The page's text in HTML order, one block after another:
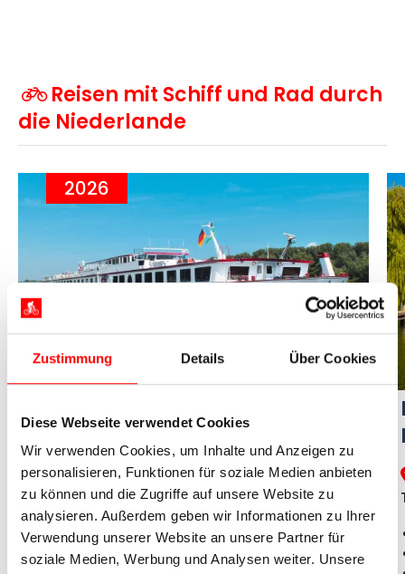
Zustimmung Details Über Cookies
Diese Webseite verwendet Cookies
Wir verwenden Cookies, um Inhalte und Anzeigen zu
personalisieren, Funktionen für soziale Medien anbieten
zu können und die Zugriffe auf unsere Website zu
analysieren. Außerdem geben wir Informationen zu Ihrer
Verwendung unserer Website an unsere Partner für
soziale Medien, Werbung und Analysen weiter. Unsere
Reisen mit Schiff und Rad durch
die Niederlande
2026
Rotterdam – Utrecht – Gouda -
Rotterdam
Hafenstadt Rotterdam, Windmühlen von
Kinderdijk, Grachten von Utrecht, Käsemarkt
in Gouda
Vollpension inklusive!